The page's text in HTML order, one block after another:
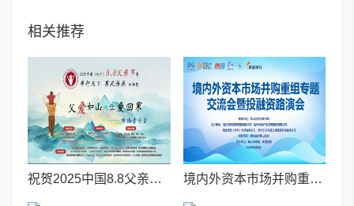
相关推荐
祝贺2025中国8.8父亲节“孝行天下家风传承”论坛暨祈福音乐会圆满成功 境内外资本市场并购重组专题交流会暨投融资路演会 深度解析驱动企业资本战略升级